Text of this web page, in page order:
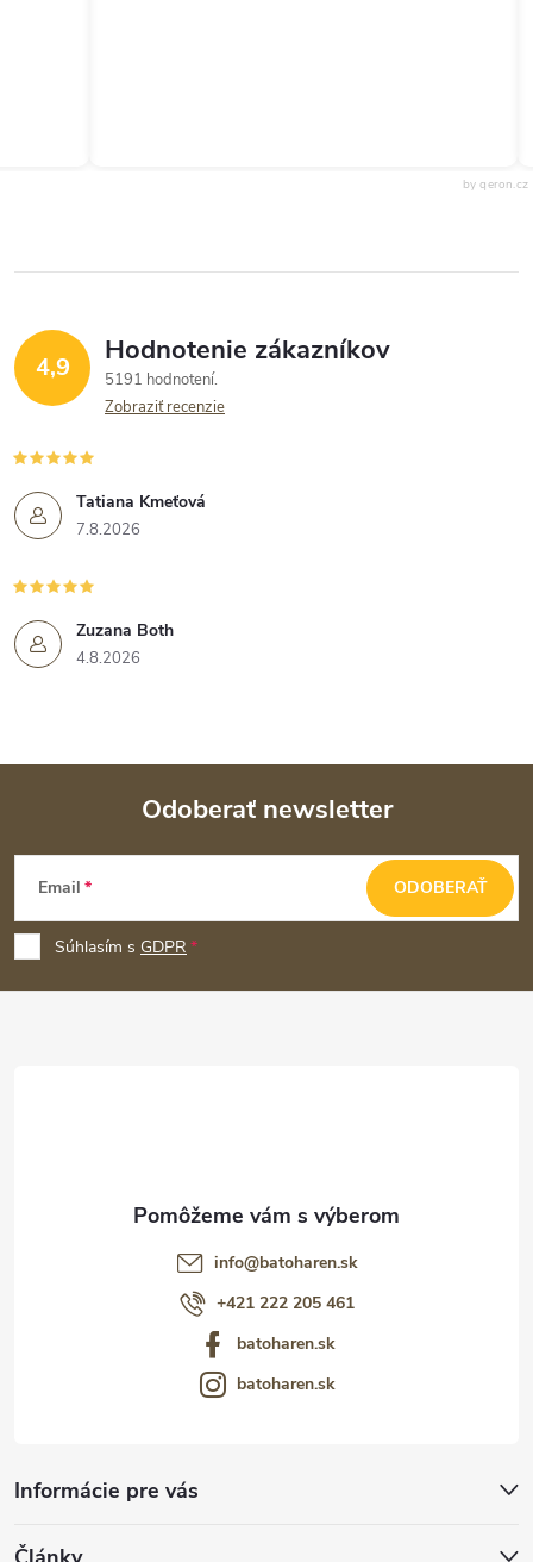
by qeron.cz
4,9 Hodnotenie zákazníkov
5191 hodnotení
Zobraziť recenzie
Tatiana Kmeťová
7.8.2026
Zuzana Both
4.8.2026
Z
p
ä
Odoberať newsletter
Email
Súhlasím s GDPR
ODOBERAŤ
Informácie pre vás
info@batoharen.sk
+421 222 205 461
batoharen.sk
batoharen.sk